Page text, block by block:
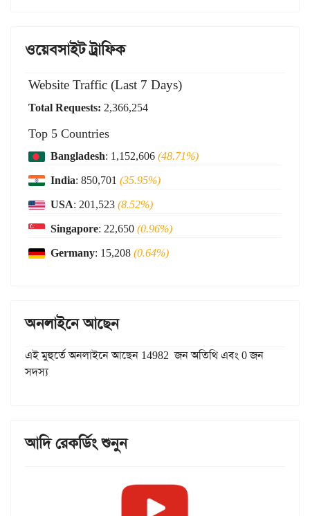
ওয়েবসাইট ট্রাফিক
Website Traffic (Last 7 Days)
Total Requests: 2,366,254
Top 5 Countries
Bangladesh: 1,152,606(48.71%)
India: 850,701 (35.95%)
USA: 201,523(8.52%)
Singapore: 22,650(0.96%)
Germany: 15,208(0.64%)
অনলাইনে আছেন
এই মুহুর্তে অনলাইনে আছেন 14982 জন অতিথি এবং 0 জন
সদস্য
আদি রেকর্ডিং শুনুন